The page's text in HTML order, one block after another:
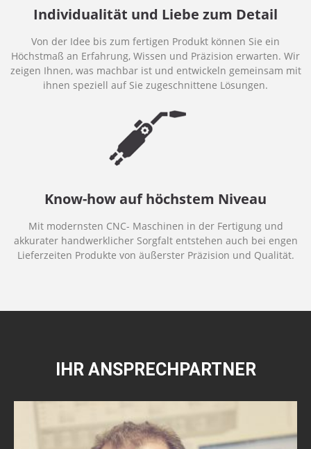
Individualität und Liebe zum Detail
Von der Idee bis zum fertigen Produkt können Sie ein
Höchstmaß an Erfahrung, Wissen und Präzision erwarten. Wir
zeigen Ihnen, was machbar ist und entwickeln gemeinsam mit
ihnen speziell auf Sie zugeschnittene Lösungen.
Know-how auf höchstem Niveau
Mit modernsten CNC- Maschinen in der Fertigung und
akkurater handwerklicher Sorgfalt entstehen auch bei engen
Lieferzeiten Produkte von äußerster Präzision und Qualität.
IHR ANSPRECHPARTNER